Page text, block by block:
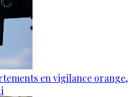
en vigilance orange,